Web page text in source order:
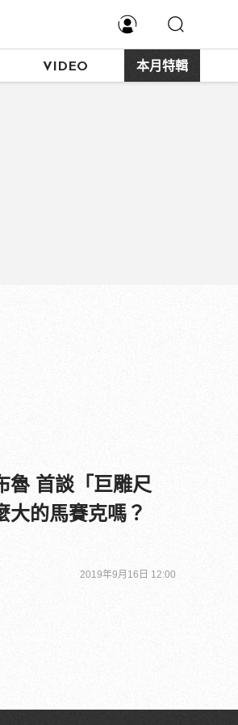
VIDEO 本月特輯
魯 首談「巨雕尺
大的馬賽克嗎？
2019年9月16日 12:00